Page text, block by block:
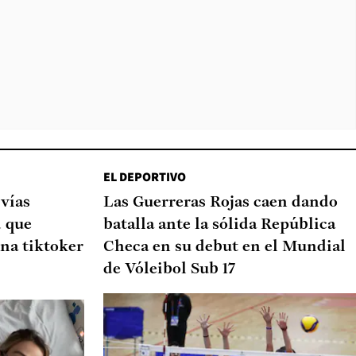
que
tiktoker
EL DEPORTIVO
Las Guerreras Rojas caen dando
batalla ante la sólida República
Checa en su debut en el Mundial
de Vóleibol Sub 17